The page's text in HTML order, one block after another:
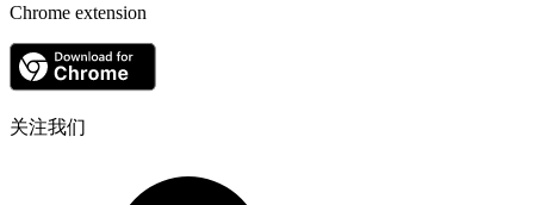
Chrome extension
关注我们